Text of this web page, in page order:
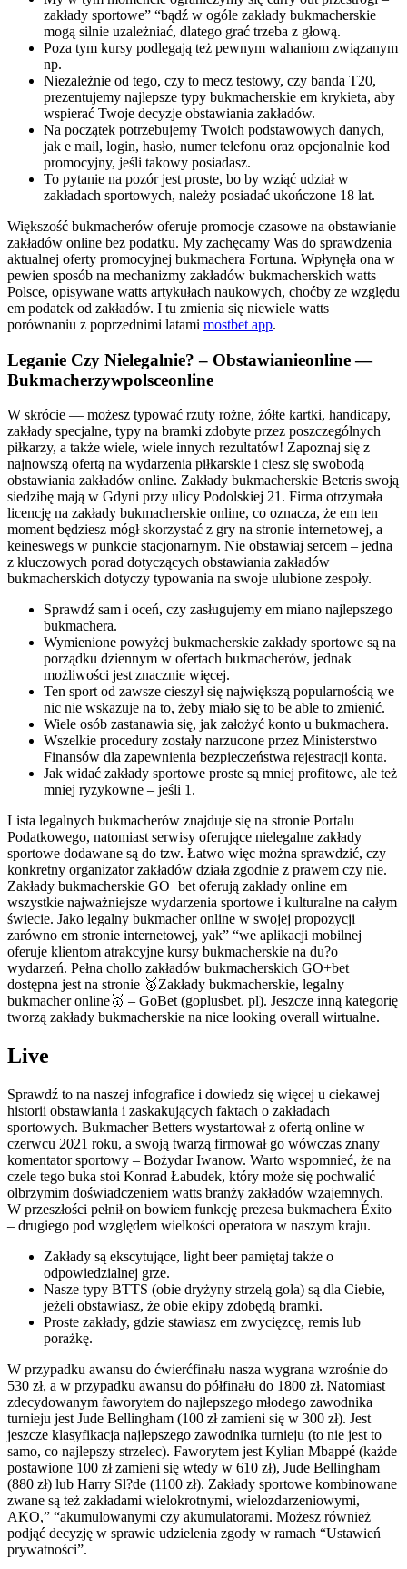
zakłady sportowe” “bądź w ogóle zakłady bukmacherskie
mogą silnie uzależniać, dlatego grać trzeba z głową.
Poza tym kursy podlegają też pewnym wahaniom związanym
np.
Niezależnie od tego, czy to mecz testowy, czy banda T20,
prezentujemy najlepsze typy bukmacherskie em krykieta, aby
wspierać Twoje decyzje obstawiania zakładów.
Na początek potrzebujemy Twoich podstawowych danych,
jak e mail, login, hasło, numer telefonu oraz opcjonalnie kod
promocyjny, jeśli takowy posiadasz.
To pytanie na pozór jest proste, bo by wziąć udział w
zakładach sportowych, należy posiadać ukończone 18 lat.
Większość bukmacherów oferuje promocje czasowe na obstawianie
zakładów online bez podatku. My zachęcamy Was do sprawdzenia
aktualnej oferty promocyjnej bukmachera Fortuna. Wpłynęła ona w
pewien sposób na mechanizmy zakładów bukmacherskich watts
Polsce, opisywane watts artykułach naukowych, choćby ze względu
em podatek od zakładów. I tu zmienia się niewiele watts
porównaniu z poprzednimi latami mostbet app.
Leganie Czy Nielegalnie? – Obstawianieonline —
Bukmacherzywpolsceonline
W skrócie — możesz typować rzuty rożne, żółte kartki, handicapy,
zakłady specjalne, typy na bramki zdobyte przez poszczególnych
piłkarzy, a także wiele, wiele innych rezultatów! Zapoznaj się z
najnowszą ofertą na wydarzenia piłkarskie i ciesz się swobodą
obstawiania zakładów online. Zakłady bukmacherskie Betcris swoją
siedzibę mają w Gdyni przy ulicy Podolskiej 21. Firma otrzymała
licencję na zakłady bukmacherskie online, co oznacza, że em ten
moment będziesz mógł skorzystać z gry na stronie internetowej, a
keineswegs w punkcie stacjonarnym. Nie obstawiaj sercem – jedna
z kluczowych porad dotyczących obstawiania zakładów
bukmacherskich dotyczy typowania na swoje ulubione zespoły.
Sprawdź sam i oceń, czy zasługujemy em miano najlepszego
bukmachera.
Wymienione powyżej bukmacherskie zakłady sportowe są na
porządku dziennym w ofertach bukmacherów, jednak
możliwości jest znacznie więcej.
Ten sport od zawsze cieszył się największą popularnością we
nic nie wskazuje na to, żeby miało się to be able to zmienić.
Wiele osób zastanawia się, jak założyć konto u bukmachera.
Wszelkie procedury zostały narzucone przez Ministerstwo
Finansów dla zapewnienia bezpieczeństwa rejestracji konta.
Jak widać zakłady sportowe proste są mniej profitowe, ale też
mniej ryzykowne – jeśli 1.
Lista legalnych bukmacherów znajduje się na stronie Portalu
Podatkowego, natomiast serwisy oferujące nielegalne zakłady
sportowe dodawane są do tzw. Łatwo więc można sprawdzić, czy
konkretny organizator zakładów działa zgodnie z prawem czy nie.
Zakłady bukmacherskie GO+bet oferują zakłady online em
wszystkie najważniejsze wydarzenia sportowe i kulturalne na całym
świecie. Jako legalny bukmacher online w swojej propozycji
zarówno em stronie internetowej, yak” “we aplikacji mobilnej
oferuje klientom atrakcyjne kursy bukmacherskie na du?o
wydarzeń. Pełna chollo zakładów bukmacherskich GO+bet
dostępna jest na stronie 🥇Zakłady bukmacherskie, legalny
bukmacher online🥇 – GoBet (goplusbet. pl). Jeszcze inną kategorię
tworzą zakłady bukmacherskie na nice looking overall wirtualne.
Live
Sprawdź to na naszej infografice i dowiedz się więcej u ciekawej
historii obstawiania i zaskakujących faktach o zakładach
sportowych. Bukmacher Betters wystartował z ofertą online w
czerwcu 2021 roku, a swoją twarzą firmował go wówczas znany
komentator sportowy – Bożydar Iwanow. Warto wspomnieć, że na
czele tego buka stoi Konrad Łabudek, który może się pochwalić
olbrzymim doświadczeniem watts branży zakładów wzajemnych.
W przeszłości pełnił on bowiem funkcję prezesa bukmachera Éxito
– drugiego pod względem wielkości operatora w naszym kraju.
Zakłady są ekscytujące, light beer pamiętaj także o
odpowiedzialnej grze.
Nasze typy BTTS (obie dryżyny strzelą gola) są dla Ciebie,
jeżeli obstawiasz, że obie ekipy zdobędą bramki.
Proste zakłady, gdzie stawiasz em zwycięzcę, remis lub
porażkę.
W przypadku awansu do ćwierćfinału nasza wygrana wzrośnie do
530 zł, a w przypadku awansu do półfinału do 1800 zł. Natomiast
zdecydowanym faworytem do najlepszego młodego zawodnika
turnieju jest Jude Bellingham (100 zł zamieni się w 300 zł). Jest
jeszcze klasyfikacja najlepszego zawodnika turnieju (to nie jest to
samo, co najlepszy strzelec). Faworytem jest Kylian Mbappé (każde
postawione 100 zł zamieni się wtedy w 610 zł), Jude Bellingham
(880 zł) lub Harry Sl?de (1100 zł). Zakłady sportowe kombinowane
zwane są też zakładami wielokrotnymi, wielozdarzeniowymi,
AKO,” “akumulowanymi czy akumulatorami. Możesz również
podjąć decyzję w sprawie udzielenia zgody w ramach “Ustawień
prywatności”.